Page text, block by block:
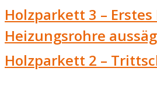
Holzparkett 3 –
Heizungsrohre
Holzparkett 2 –